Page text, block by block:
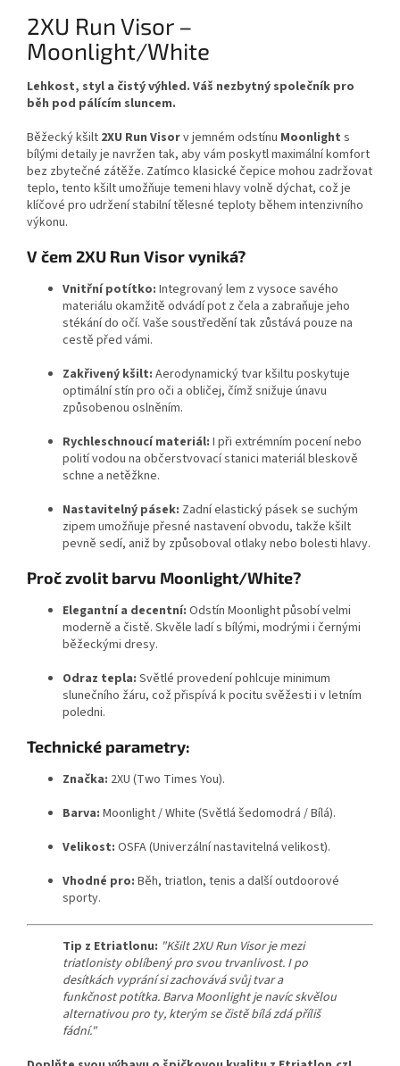
2XU Run Visor –
Moonlight/White
Lehkost, styl a čistý výhled. Váš nezbytný společník pro
běh pod pálícím sluncem.
Běžecký kšilt 2XU Run Visorv jemném odstínu Moonlight s
bílými detaily je navržen tak, aby vám poskytl maximální komfort
bez zbytečné zátěže. Zatímco klasické čepice mohou zadržovat
teplo, tento kšilt umožňuje temeni hlavy volně dýchat, což je
klíčové pro udržení stabilní tělesné teploty během intenzivního
výkonu.
V čem 2XU Run Visor vyniká?
Vnitřní potítko: Integrovaný lem z vysoce savého
materiálu okamžitě odvádí pot z čela a zabraňuje jeho
stékání do očí. Vaše soustředění tak zůstává pouze na
cestě před vámi.
Zakřivený kšilt: Aerodynamický tvar kšiltu poskytuje
optimální stín pro oči a obličej, čímž snižuje únavu
způsobenou oslněním.
Rychleschnoucí materiál: I při extrémním pocení nebo
polití vodou na občerstvovací stanici materiál bleskově
schne a netěžkne.
Nastavitelný pásek: Zadní elastický pásek se suchým
zipem umožňuje přesné nastavení obvodu, takže kšilt
pevně sedí, aniž by způsoboval otlaky nebo bolesti hlavy.
Proč zvolit barvu Moonlight/White?
Elegantní a decentní: Odstín Moonlight působí velmi
moderně a čistě. Skvěle ladí s bílými, modrými i černými
běžeckými dresy.
Odraz tepla: Světlé provedení pohlcuje minimum
slunečního žáru, což přispívá k pocitu svěžesti i v letním
poledni.
Technické parametry:
Značka: 2XU (Two Times You).
Barva: Moonlight / White (Světlá šedomodrá / Bílá).
Velikost: OSFA (Univerzální nastavitelná velikost).
Vhodné pro: Běh, triatlon, tenis a další outdoorové
sporty.
Tip z Etriatlonu: "Kšilt 2XU Run Visor je mezi
triatlonisty oblíbený pro svou trvanlivost. I po
desítkách vyprání si zachovává svůj tvar a
funkčnost potítka. Barva Moonlight je navíc skvělou
alternativou pro ty, kterým se čistě bílá zdá příliš
fádní."
Powered by chaterimo